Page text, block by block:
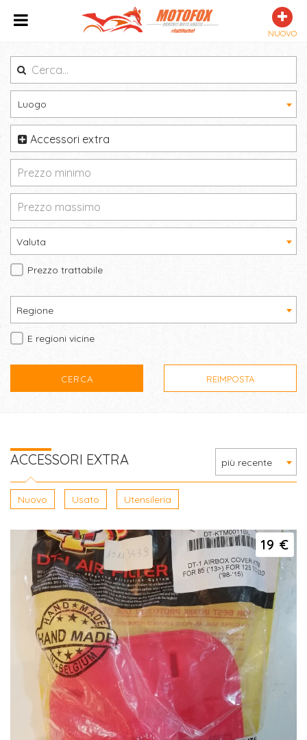
NUOVO
Luogo
Accessori extra
Valuta
Prezzo trattabile
Regione
E regioni vicine
CERCA REIMPOSTA
ACCESSORI EXTRA più recente
Nuovo Usato Utensileria
19 €